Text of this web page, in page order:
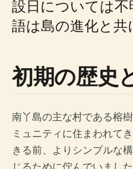
設日については
語は島の進化と共
初期の歴史
南丫島の主な村である榕
ミュニティに住まわれて
きる前、よりシンプルな